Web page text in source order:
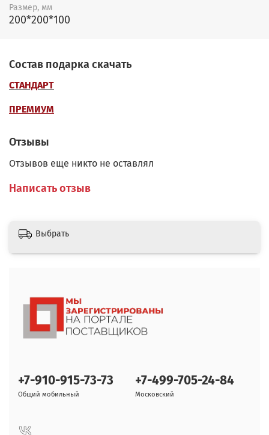
Размер, мм
200*200*100
Состав подарка скачать
СТАНДАРТ
ПРЕМИУМ
Отзывы
Отзывов еще никто не оставлял
Написать отзыв
Выбрать
+7-910-915-73-73
Общий мобильный
+7-499-705-24-84
Московский